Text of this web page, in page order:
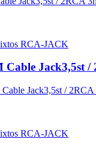
RCA-JACK
Cable Jack3,5st /
RCA-JACK